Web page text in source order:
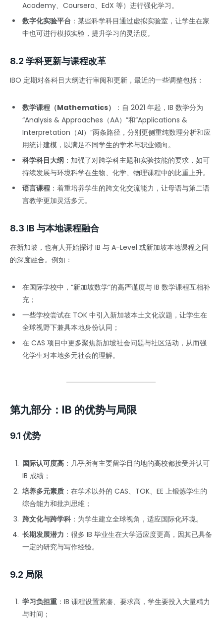
Academy、Coursera、EdX 等）进行强化学习。
数字化实验平台 ：某些科学科目通过虚拟实验室，让学生在家
中也可进行模拟实验，提升学习的灵活度。
8.2 学科更新与课程改革
IBO 定期对各科目大纲进行审阅和更新，最近的一些调整包括：
数学课程（Mathematics）
：自 2021 年起，IB 数学分为
“Analysis & Approaches（AA）”和“Applications &
Interpretation（AI）”两条路径，分别更侧重纯数理分析和应
用统计建模，以满足不同学生的学术与职业倾向。
科学科目大纲 ：加强了对跨学科主题和实验技能的要求，如可
持续发展与环境科学在生物、化学、物理课程中的比重上升。
语言课程 ：着重培养学生的跨文化交流能力，让母语与第二语
言教学更加灵活多元。
8.3 IB 与本地课程融合
在新加坡，也有人开始探讨 IB 与 A-Level 或新加坡本地课程之间
的深度融合。例如：
在国际学校中，“新加坡数学”的高严谨度与 IB 数学课程互相补
充；
一些学校尝试在 TOK 中引入新加坡本土文化议题，让学生在
全球视野下兼具本地身份认同；
在 CAS 项目中更多聚焦新加坡社会问题与社区活动，从而强
化学生对本地多元社会的理解。
第九部分：IB 的优势与局限
9.1 优势
国际认可度高 ：几乎所有主要留学目的地的高校都接受并认可
IB 成绩；
培养多元素质 ：在学术以外的 CAS、TOK、EE 上锻炼学生的
综合能力和批判思维；
跨文化与跨学科 ：为学生建立全球视角，适应国际化环境。
长期发展潜力 ：很多 IB 毕业生在大学适应度更高，因其已具备
一定的研究与写作经验。
9.2 局限
学习负担重 ：IB 课程设置紧凑、要求高，学生要投入大量精力
与时间；